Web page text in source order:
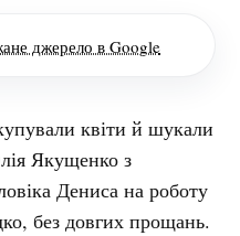
джерело в Google
квіти й шукали
Якущенко з
Дениса на роботу
без довгих прощань.